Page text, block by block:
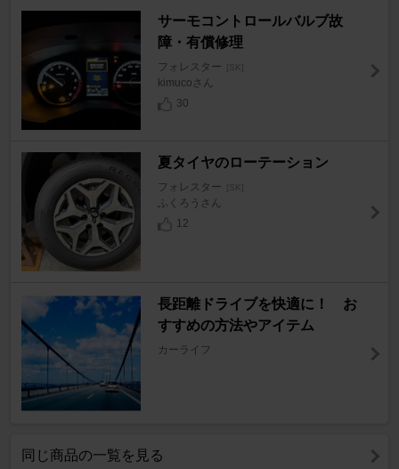
サーモコントロールバルブ故
障・有償修理
フォレスター
kimucoさん
30
夏タイヤのローテーション
フォレスター
ふくろうさん
12
長距離ドライブを快適に！ お
すすめの方法やアイテム
カーライフ
同じ商品の一覧を見る